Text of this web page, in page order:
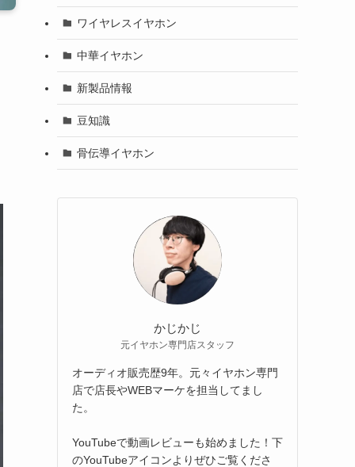
ワイヤレスイヤホン
中華イヤホン
新製品情報
豆知識
骨伝導イヤホン
かじかじ
元イヤホン専門店スタッフ
オーディオ販売歴9年。元々イヤホン専門
店で店長やWEBマーケを担当してまし
た。
YouTubeで動画レビューも始めました！下
のYouTubeアイコンよりぜひご覧くださ